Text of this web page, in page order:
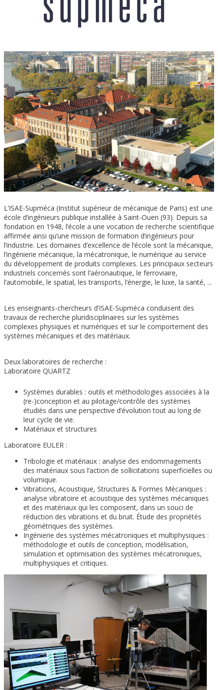
L’ISAE-Supméca (Institut supérieur de mécanique de Paris) est une
école d’ingénieurs publique installée à Saint-Ouen (93). Depuis sa
fondation en 1948, l’école a une vocation de recherche scientifique
affirmée ainsi qu’une mission de formation d’ingénieurs pour
l’industrie. Les domaines d’excellence de l’école sont la mécanique,
l’ingénierie mécanique, la mécatronique, le numérique au service
du développement de produits complexes. Les principaux secteurs
industriels concernés sont l’aéronautique, le ferroviaire,
l’automobile, le spatial, les transports, l’énergie, le luxe, la santé, ...
Les enseignants-chercheurs d’ISAE-Supméca conduisent des
travaux de recherche pluridisciplinaires sur les systèmes
complexes physiques et numériques et sur le comportement des
systèmes mécaniques et des matériaux.
Deux laboratoires de recherche :
Laboratoire QUARTZ
Systèmes durables : outils et méthodologies associées à la
(re-)conception et au pilotage/contrôle des systèmes
étudiés dans une perspective d’évolution tout au long de
leur cycle de vie.
Matériaux et structures
Laboratoire EULER :
Tribologie et matériaux : analyse des endommagements
des matériaux sous l’action de sollicitations superficielles ou
volumique.
Vibrations, Acoustique, Structures & Formes Mécaniques :
analyse vibratoire et acoustique des systèmes mécaniques
et des matériaux qui les composent, dans un souci de
réduction des vibrations et du bruit. Étude des propriétés
géométriques des systèmes.
Ingénierie des systèmes mécatroniques et multiphysiques :
méthodologie et outils de conception, modélisation,
simulation et optimisation des systèmes mécatroniques,
multiphysiques et critiques.